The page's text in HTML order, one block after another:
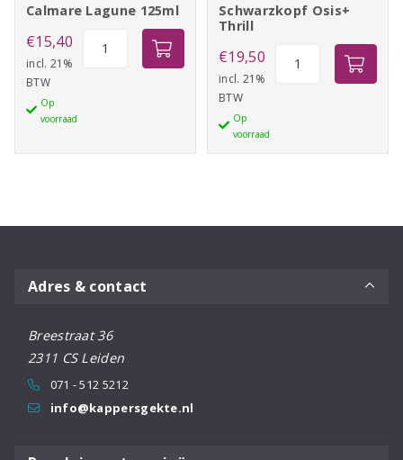
Calmare Lagune 125ml
€15,40
incl. 21%
BTW
Op
voorraad
Schwarzkopf Osis+
Thrill
€19,50
incl. 21%
BTW
Op
voorraad
Schwarzkopf
Adres & contact
Breestraat 36
2311 CS Leiden
071 - 512 5212
info@kappersgekte.nl